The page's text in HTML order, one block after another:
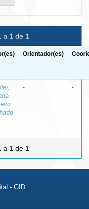
a 1 de 1
Orientador(es)
- -
a 1 de 1
- GID